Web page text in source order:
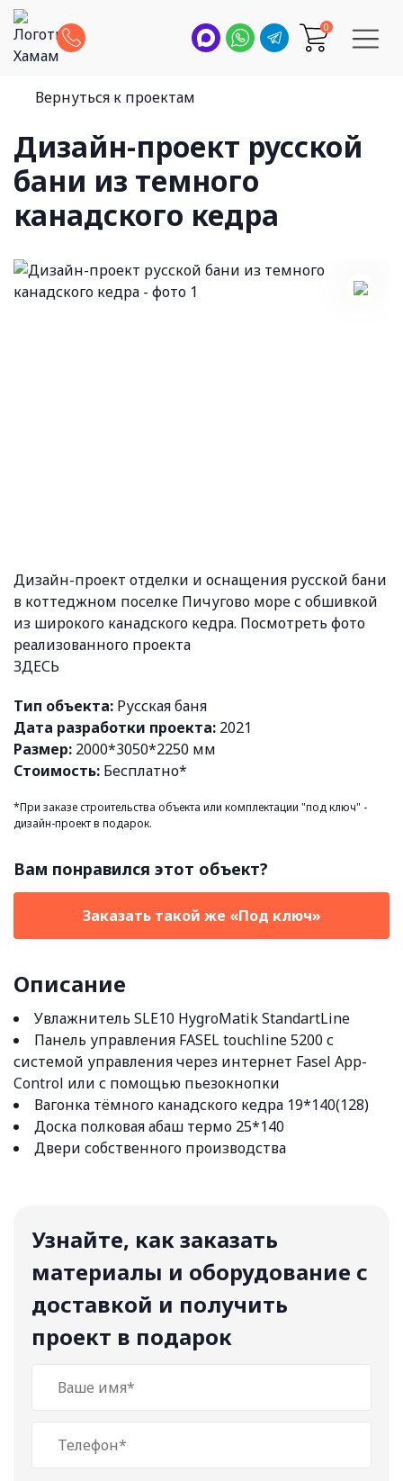
0
Вернуться к проектам
Дизайн-проект русской
бани из темного
канадского кедра
Дизайн-проект отделки и оснащения русской бани
в коттеджном поселке Пичугово море с обшивкой
из широкого канадского кедра. Посмотреть фото
реализованного проекта
ЗДЕСЬ
Тип объекта: Русская баня
Дата разработки проекта: 2021
Размер: 2000*3050*2250 мм
Стоимость: Бесплатно*
*При заказе строительства объекта или комплектации "под ключ" -
дизайн-проект в подарок.
Вам понравился этот объект?
Заказать такой же «Под ключ»
Описание
Увлажнитель SLE10 HygroMatik StandartLine
Панель управления FASEL touchline 5200 с
системой управления через интернет Fasel App-
Control или с помощью пьезокнопки
Вагонка тёмного канадского кедра 19*140(128)
Доска полковая абаш термо 25*140
Двери собственного производства
Узнайте, как заказать
материалы и оборудование с
доставкой и получить
проект в подарок